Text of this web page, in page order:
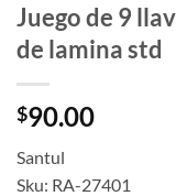
Juego de 9
de lamina std
$90.00
Santul
Sku: RA-27401